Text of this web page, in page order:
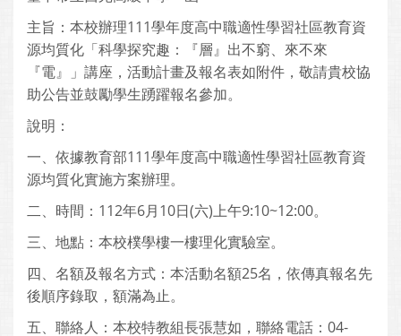
主旨：本校辦理111學年度高中職適性學習社區教育資
源均質化「科學探究趣：『層』出不窮、來不來
『電』」講座，活動計畫及報名表如附件，敬請貴校協
助公告並鼓勵學生踴躍報名參加。
說明：
一、依據教育部111學年度高中職適性學習社區教育資
源均質化實施方案辦理。
二、時間：112年6月10日(六)上午9:10~12:00。
三、地點：本校樸學樓一樓理化實驗室。
四、名額及報名方式：本活動名額25名，依傳真報名先
後順序錄取，額滿為止。
五、聯絡人：本校特教組長張慧如，聯絡電話：04-